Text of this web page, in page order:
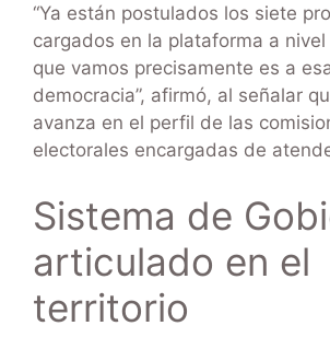
“Ya están postulados los siete
cargados en la plataforma a
que vamos precisamente es a
democracia”, afirmó, al señalar
avanza en el perfil de las
electorales encargadas de
Sistema de
articulado en el
territorio